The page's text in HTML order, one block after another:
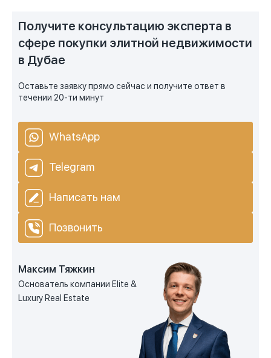
Получите консультацию эксперта в
сфере покупки элитной недвижимости
в Дубае
Оставьте заявку прямо сейчас и получите ответ в
течении 20-ти минут
WhatsApp
Telegram
Написать нам
Позвонить
Максим Тяжкин
Основатель компании Elite &
Luxury Real Estate